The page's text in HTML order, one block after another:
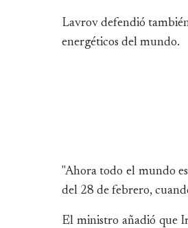
Lavrov defendió
energéticos del mundo.
"Ahora todo el mundo
del 28 de febrero,
El ministro añadió que